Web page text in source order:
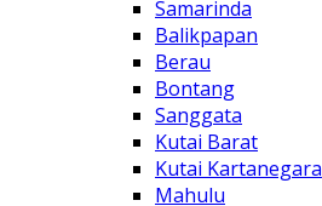
Samarinda
Balikpapan
Berau
Bontang
Sanggata
Kutai Barat
Kutai Kartanegara
Mahulu